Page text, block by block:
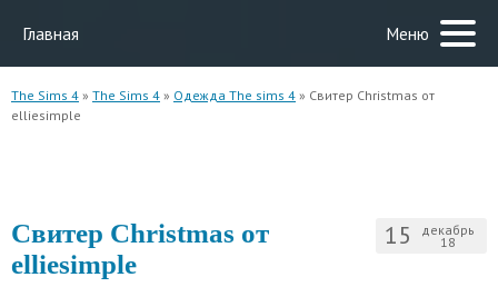
Главная Меню
The Sims 4 » The Sims 4 » Одежда The sims 4 » Свитер Christmas от
elliesimple
15 декабрь
18
Свитер Christmas от
elliesimple